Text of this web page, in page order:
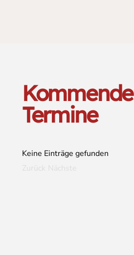
Kommende
Termine
Keine Einträge gefunden